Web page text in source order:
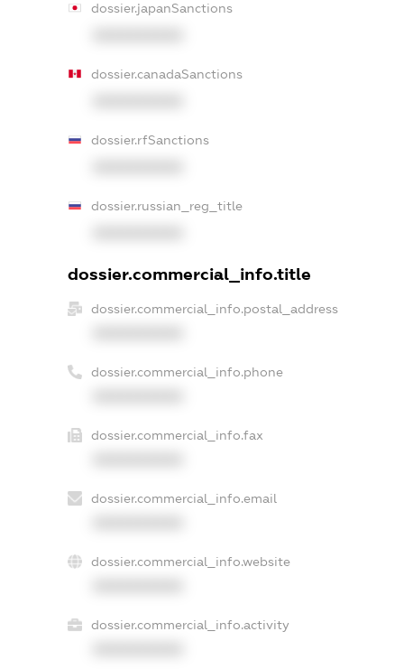
dossier.japanSanctions
dossier.canadaSanctions
dossier.rfSanctions
dossier.russian_reg_title
dossier.commercial_info.title
dossier.commercial_info.postal_address
dossier.commercial_info.phone
dossier.commercial_info.fax
dossier.commercial_info.email
dossier.commercial_info.website
dossier.commercial_info.activity